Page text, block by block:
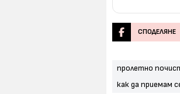
СПОДЕЛЯНЕ
пролетно
как да приемам